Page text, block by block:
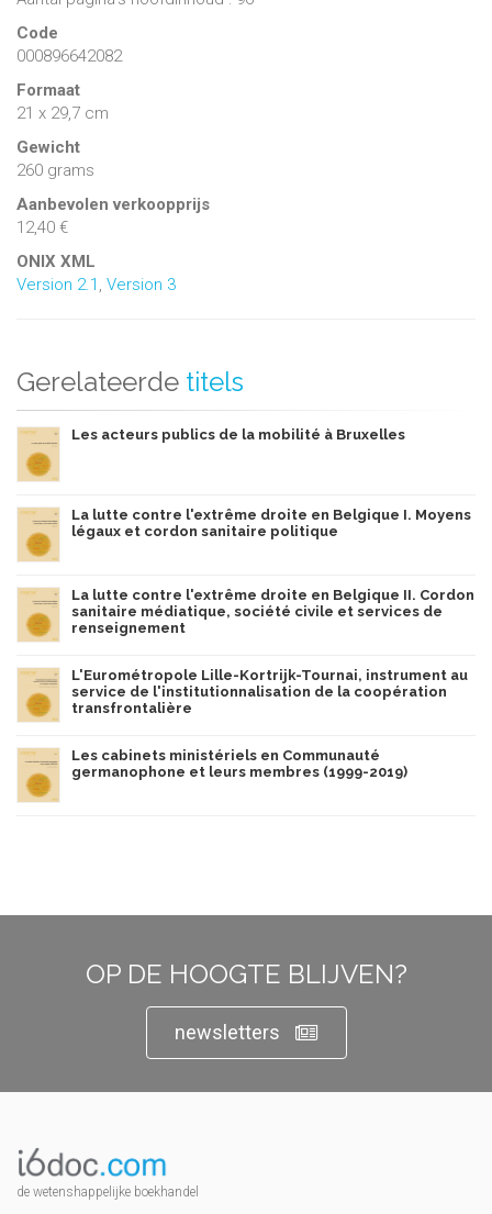
Code
000896642082
Formaat
21 x 29,7 cm
Gewicht
260 grams
Aanbevolen verkoopprijs
12,40 €
ONIX XML
Version 2.1 , Version 3
Gerelateerde titels
Les acteurs publics de la mobilité à Bruxelles
La lutte contre l'extrême droite en Belgique I. Moyens
légaux et cordon sanitaire politique
La lutte contre l'extrême droite en Belgique II. Cordon
sanitaire médiatique, société civile et services de
renseignement
L'Eurométropole Lille-Kortrijk-Tournai, instrument au
service de l'institutionnalisation de la coopération
transfrontalière
Les cabinets ministériels en Communauté
germanophone et leurs membres (1999-2019)
OP DE HOOGTE BLIJVEN?
newsletters
de wetenshappelijke boekhandel